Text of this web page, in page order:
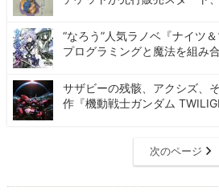
“なろう”人気ラノベ『ナイツ
プログラミングと魔法を組み
サザビーの残骸、アクシズ、
作『機動戦士ガンダム
次のページ